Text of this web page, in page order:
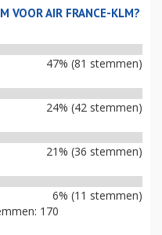
VOOR AIR FRANCE-KLM?
47% (81 stemmen)
24% (42 stemmen)
21% (36 stemmen)
6% (11 stemmen)
170